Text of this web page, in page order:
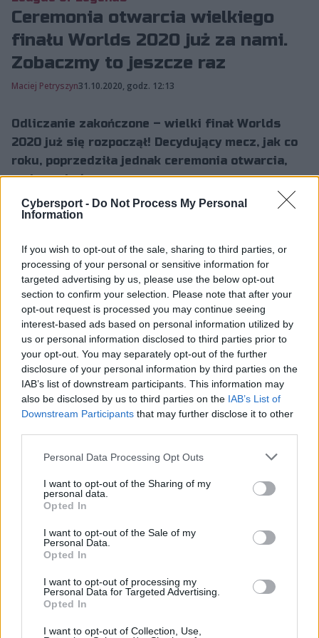
Cybersport - Do Not Process My Personal
Information
If you wish to opt-out of the sale, sharing to third parties, or
processing of your personal or sensitive information for
targeted advertising by us, please use the below opt-out
section to confirm your selection. Please note that after your
opt-out request is processed you may continue seeing
interest-based ads based on personal information utilized by
us or personal information disclosed to third parties prior to
your opt-out. You may separately opt-out of the further
disclosure of your personal information by third parties on the
IAB’s list of downstream participants. This information may
also be disclosed by us to third parties on the IAB’s List of
Downstream Participants that may further disclose it to other
Personal Data Processing Opt Outs
I want to opt-out of the Sharing of my
personal data.
Opted In
I want to opt-out of the Sale of my
Personal Data.
Opted In
I want to opt-out of processing my
Personal Data for Targeted Advertising.
Opted In
I want to opt-out of Collection, Use,
Ceremonia otwarcia wielkiego
finału Worlds 2020 już za nami.
Zobaczmy to jeszcze raz
Maciej Petryszyn31.10.2020, godz. 12:13
Odliczanie zakończone – wielki finał Worlds
2020 już się rozpoczął! Decydujący mecz, jak co
roku, poprzedziła jednak ceremonia otwarcia,
podczas które...
rozpoczął! Decydujący mecz, jak co roku, poprzedziła
jednak ceremonia otwarcia, podczas której czekało nas
kilka muzycznych występów, a także prezentacja
wszystkich uczestników finałowej potyczki.
Imprezę uświetnił m.in. występ stworzonego przez Riot
Games wirtualnego zespołu K/DA, który wykonał swój
najnowszy singiel pt. More. Nie zabrakło także utworu
Taking Over, będącego oficjalnym hymnem
tegorocznych mistrzostw świata, chociaż, co ciekawe,
przypomniano także kompozycje z poprzednich lat.
Poniżej prezentujemy wideo z pełnym zapisem
Wielki finał Worlds 2020 z udziałem DAMWON Gaming i
Suning rozpoczął się rozpocznie się o godzinie 11:00.
Transmisję z polskim komentarzem znaleźć można na